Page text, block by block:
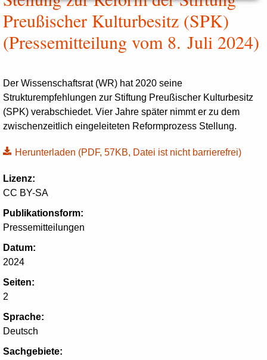
Preußischer Kulturbesitz (SPK)
(Pressemitteilung vom 8. Juli 2024)
Der Wissenschaftsrat (WR) hat 2020 seine
Strukturempfehlungen zur Stiftung Preußischer Kulturbesitz
(SPK) verabschiedet. Vier Jahre später nimmt er zu dem
zwischenzeitlich eingeleiteten Reformprozess Stellung.
Herunterladen (PDF, 57KB, Datei ist nicht barrierefrei)
Lizenz:
CC BY-SA
Publikationsform:
Pressemitteilungen
Datum:
2024
Seiten:
2
Sprache:
Deutsch
Sachgebiete: